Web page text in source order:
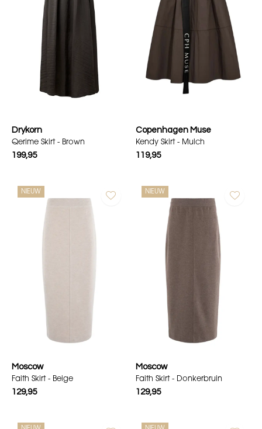
Drykorn
Qerime Skirt - Brown
199,95
Copenhagen Muse
Kendy Skirt - Mulch
119,95
NIEUW
Moscow
Faith Skirt - Beige
129,95
NIEUW
Moscow
Faith Skirt - Donkerbruin
129,95